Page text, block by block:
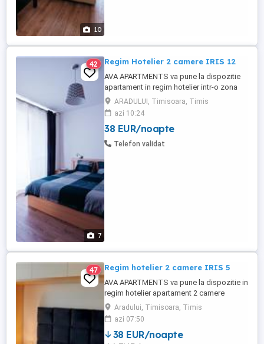
10
7
42 Regim Hotelier 2 camere IRIS 12
AVA APARTMENTS va pune la dispozitie
apartament in regim hotelier intr-o zona
linistita - complexul rezidential Iris
aproape de Iulius Town. Apartamentul
este compus dintr-un dormitor cu pat
matrimonial, living open space cu
bucataria, dressing, baie si 2 balcoane de
ARADULUI, Timisoara, Timis
azi 10:24
38 EUR/noapte
Telefon validat
47 Regim hotelier 2 camere IRIS 5
AVA APARTMENTS va pune la dispozitie in
regim hotelier apartament 2 camere
decomandat, complet echipat si mobilat,
in complex rezidential IRIS, aproape de
Iulius Town. Pentru decont oferim e-
Factura. Pretul afisat este pentru minim 5
Aradului, Timisoara, Timis
azi 07:50
38 EUR/noapte